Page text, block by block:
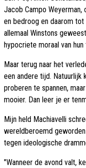
Jacob Campo
en bedroog en daarom
allemaal Winstons
hypocriete moraal van hun
Maar terug naar het
een andere tijd. Natuurlijk
proberen te spannen,
mooier. Dan leer je er
Mijn held Machiavelli
wereldberoemd
tegen ideologische
"Wanneer de avond valt,